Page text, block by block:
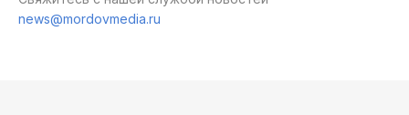
news@mordovmedia.ru